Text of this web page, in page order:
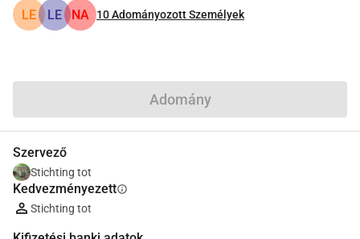
LE LE NA 10Adományozott Személyek
Adomány
Szervező
Stichting tot
Kedvezményezettinfo
Stichting tot